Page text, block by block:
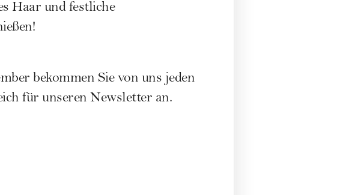
Haar und festliche
bekommen Sie von uns jeden
für unseren Newsletter an.